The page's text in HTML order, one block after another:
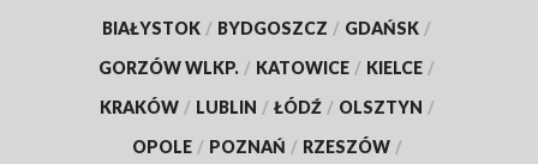
BIAŁYSTOK / BYDGOSZCZ / GDAŃSK /
GORZÓW WLKP. / KATOWICE / KIELCE /
KRAKÓW / LUBLIN / ŁÓDŹ / OLSZTYN /
OPOLE / POZNAŃ / RZESZÓW /